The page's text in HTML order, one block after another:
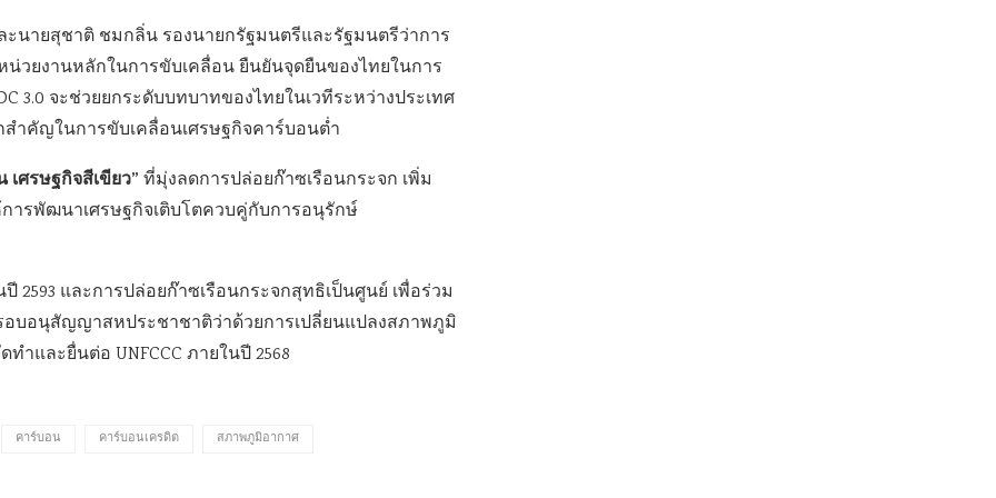
นายสุชาติ ชมกลิ่น รองนายกรัฐมนตรีและรัฐมนตรีว่าการ
วยงานหลักในการขับเคลื่อน ยืนยันจุดยืนของไทยในการ
จะช่วยยกระดับบทบาทของไทยในเวทีระหว่างประเทศ
ำคัญในการขับเคลื่อนเศรษฐกิจคาร์บอนต่ำ
ศรษฐกิจสีเขียว” ที่มุ่งลดการปล่อยก๊าซเรือนกระจก เพิ่ม
ารพัฒนาเศรษฐกิจเติบโตควบคู่กับการอนุรักษ์
2593 และการปล่อยก๊าซเรือนกระจกสุทธิเป็นศูนย์ เพื่อร่วม
อบอนุสัญญาสหประชาชาติว่าด้วยการเปลี่ยนแปลงสภาพภูมิ
ำและยื่นต่อ UNFCCC ภายในปี 2568
คาร์บอน คาร์บอนเครดิต สภาพภูมิอากาศ